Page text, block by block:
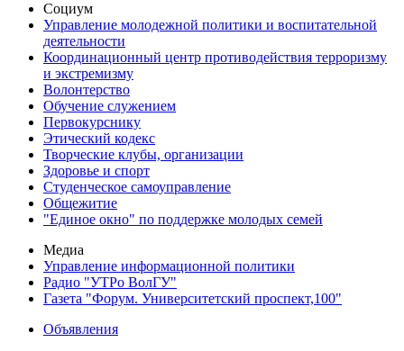
Социум
Управление молодежной политики и воспитательной
деятельности
Координационный центр противодействия терроризму
и экстремизму
Волонтерство
Обучение служением
Первокурснику
Этический кодекс
Творческие клубы, организации
Здоровье и спорт
Студенческое самоуправление
Общежитие
"Единое окно" по поддержке молодых семей
Медиа
Управление информационной политики
Радио "УТРо ВолГУ"
Газета "Форум. Университетский проспект,100"
Объявления